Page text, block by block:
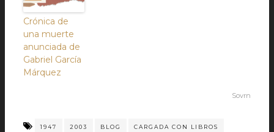
Crónica de
una muerte
anunciada de
Gabriel García
Márquez
Sovrn
1947 2003 BLOG CARGADA CON LIBROS